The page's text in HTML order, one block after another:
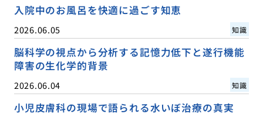
入院中のお風呂を快適に過ごす知恵
2026.06.05 知識
脳科学の視点から分析する記憶力低下と遂行機能
障害の生化学的背景
2026.06.04 知識
小児皮膚科の現場で語られる水いぼ治療の真実